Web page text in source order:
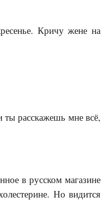
Кричу жене на
расскажешь мне всё,
в русском магазине
Но видится